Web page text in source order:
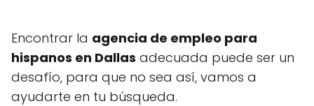
Encontrar la agencia de empleo para
hispanos en Dallas adecuada puede ser un
desafío, para que no sea así, vamos a
ayudarte en tu búsqueda.